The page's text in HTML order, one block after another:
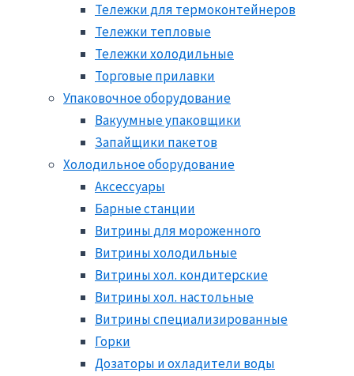
Тележки для термоконтейнеров
Тележки тепловые
Тележки холодильные
Торговые прилавки
Упаковочное оборудование
Вакуумные упаковщики
Запайщики пакетов
Холодильное оборудование
Аксессуары
Барные станции
Витрины для мороженного
Витрины холодильные
Витрины хол. кондитерские
Витрины хол. настольные
Витрины специализированные
Горки
Дозаторы и охладители воды